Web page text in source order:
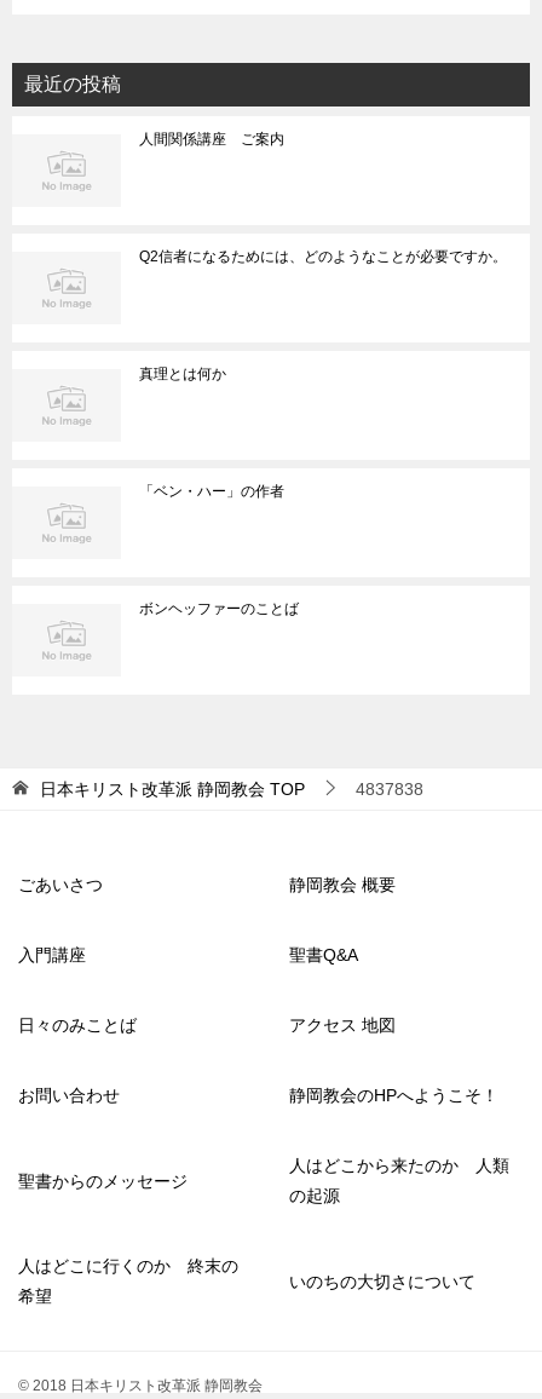
最近の投稿
人間関係講座 ご案内
Q2信者になるためには、どのようなことが必要ですか。
真理とは何か
「ベン・ハー」の作者
ボンヘッファーのことば
日本キリスト改革派 静岡教会 TOP 4837838
ごあいさつ 静岡教会 概要
入門講座 聖書Q&A
日々のみことば アクセス 地図
お問い合わせ 静岡教会のHPへようこそ！
聖書からのメッセージ
人はどこから来たのか 人類
の起源
人はどこに行くのか 終末の
希望
いのちの大切さについて
© 2018 日本キリスト改革派 静岡教会